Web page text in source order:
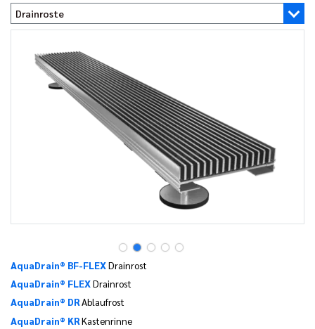
Drainroste
AquaDrain® BF-FLEXDrainrost
AquaDrain® FLEXDrainrost
AquaDrain® DRAblaufrost
AquaDrain® KRKastenrinne